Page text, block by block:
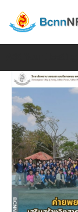
แนะแนว
เรื่อง